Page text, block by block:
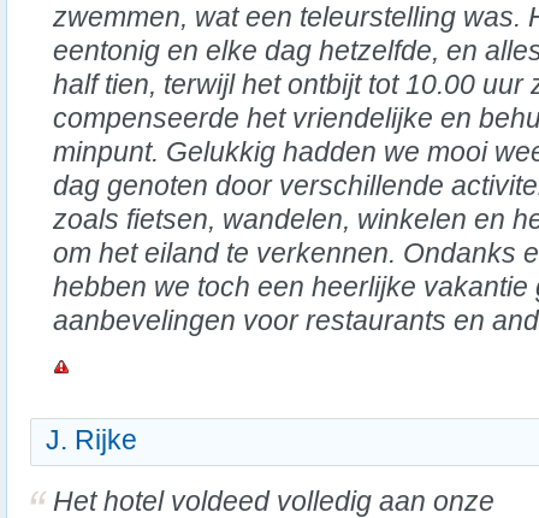
zwemmen, wat een teleurstelling was.
eentonig en elke dag hetzelfde, en
half tien, terwijl het ontbijt tot 10.00 uur
compenseerde het vriendelijke en
minpunt. Gelukkig hadden we mooi
dag genoten door verschillende
zoals fietsen, wandelen, winkelen en
om het eiland te verkennen. Ondanks
hebben we toch een heerlijke
aanbevelingen voor restaurants en
J. Rijke
Het hotel voldeed volledig aan onze